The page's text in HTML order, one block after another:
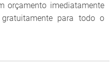
orçamento imediatamente
para todo o